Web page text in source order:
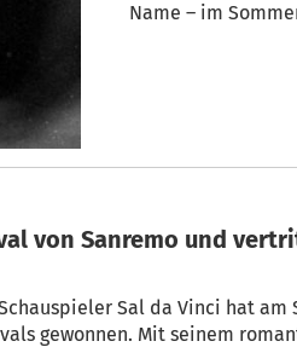
Name – im
von Sanremo und
Sal da Vinci hat am
gewonnen. Mit seinem